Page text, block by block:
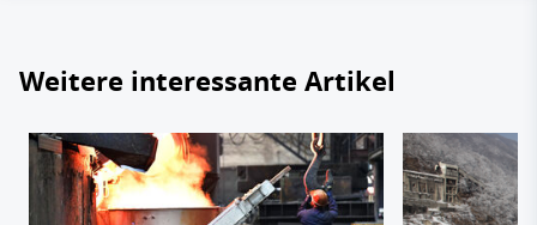
Weitere interessante Artikel